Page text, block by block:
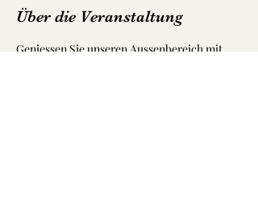
Über die Veranstaltung
Geniessen Sie unseren Aussenbereich mit